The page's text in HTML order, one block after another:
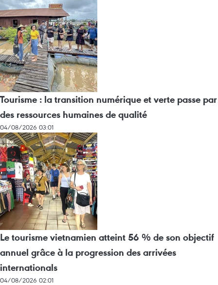
Tourisme : la transition numérique et verte passe par
des ressources humaines de qualité
04/08/2026 03:01
Le tourisme vietnamien atteint 56 % de son objectif
annuel grâce à la progression des arrivées
internationals
04/08/2026 02:01